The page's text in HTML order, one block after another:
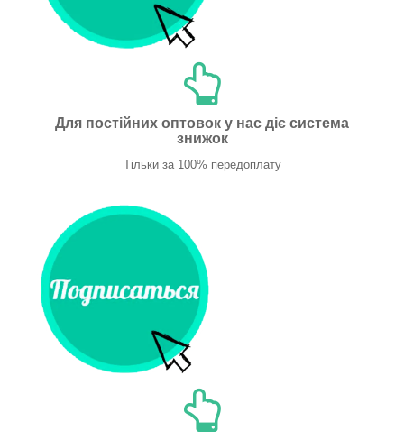
Для постійних оптовок у нас діє система
знижок
Тільки за 100% передоплату